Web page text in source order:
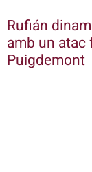
Rufián
amb un atac
Puigdemont